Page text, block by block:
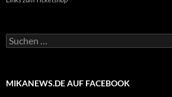
Suchen
nach:
MIKANEWS.DE AUF FACEBOOK